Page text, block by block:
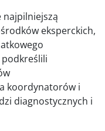
najpilniejszą
eksperckich,
koordynatorów i
diagnostycznych i